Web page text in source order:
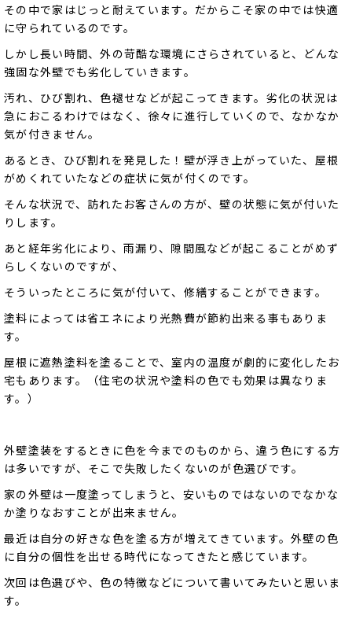
その中で家はじっと耐えています。だからこそ家の中では快適
に守られているのです。
しかし長い時間、外の苛酷な環境にさらされていると、どんな
強固な外壁でも劣化していきます。
汚れ、ひび割れ、色褪せなどが起こってきます。劣化の状況は
急におこるわけではなく、徐々に進行していくので、なかなか
気が付きません。
あるとき、ひび割れを発見した！壁が浮き上がっていた、屋根
がめくれていたなどの症状に気が付くのです。
そんな状況で、訪れたお客さんの方が、壁の状態に気が付いた
りします。
あと経年劣化により、雨漏り、隙間風などが起こることがめず
らしくないのですが、
そういったところに気が付いて、修繕することができます。
塗料によっては省エネにより光熱費が節約出来る事もありま
す。
屋根に遮熱塗料を塗ることで、室内の温度が劇的に変化したお
宅もあります。（住宅の状況や塗料の色でも効果は異なりま
す。）
外壁塗装をするときに色を今までのものから、違う色にする方
は多いですが、そこで失敗したくないのが色選びです。
家の外壁は一度塗ってしまうと、安いものではないのでなかな
か塗りなおすことが出来ません。
最近は自分の好きな色を塗る方が増えてきています。外壁の色
に自分の個性を出せる時代になってきたと感じています。
次回は色選びや、色の特徴などについて書いてみたいと思いま
す。